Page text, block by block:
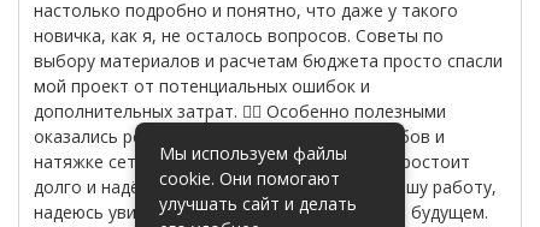
настолько подробно и понятно, что даже у такого
новичка, как я, не осталось вопросов. Советы по
выбору материалов и расчетам бюджета просто спасли
мой проект от потенциальных ошибок и
дополнительных затрат. 👷‍♂️ Особенно полезными
оказались рекомендации по установке столбов и
натяжке сетки – теперь уверен, что забор простоит
долго и надёжно! 💪 Огромное спасибо за вашу работу,
надеюсь увидеть больше подобных статей в будущем.
Мы используем файлы
cookie. Они помогают
улучшать сайт и делать